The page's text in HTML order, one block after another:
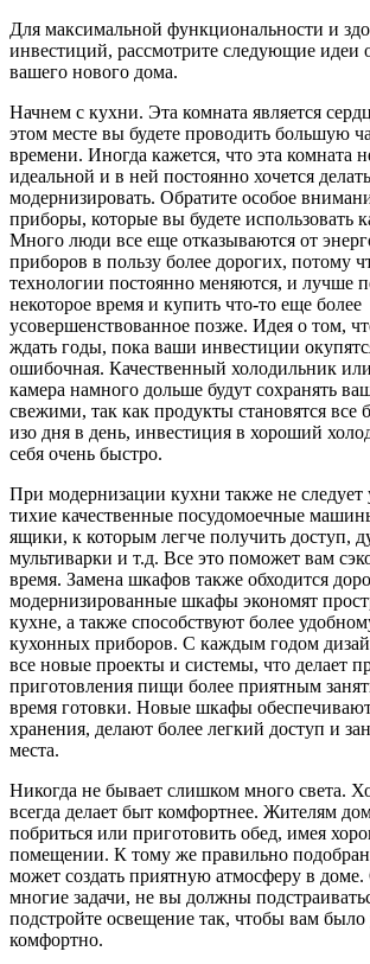
Для максимальной функциональности и
инвестиций, рассмотрите следующие идеи
вашего нового дома.
Начнем с кухни. Эта комната является
этом месте вы будете проводить большую
времени. Иногда кажется, что эта комната
идеальной и в ней постоянно хочется
модернизировать. Обратите особое
приборы, которые вы будете использовать
Много люди все еще отказываются от
приборов в пользу более дорогих, потому
технологии постоянно меняются, и лучше
некоторое время и купить что-то еще более
усовершенствованное позже. Идея о том,
ждать годы, пока ваши инвестиции
ошибочная. Качественный холодильник
камера намного дольше будут сохранять
свежими, так как продукты становятся все
изо дня в день, инвестиция в хороший
себя очень быстро.
При модернизации кухни также не следует
тихие качественные посудомоечные
ящики, к которым легче получить доступ,
мультиварки и т.д. Все это поможет вам
время. Замена шкафов также обходится
модернизированные шкафы экономят
кухне, а также способствуют более
кухонных приборов. С каждым годом
все новые проекты и системы, что делает
приготовления пищи более приятным
время готовки. Новые шкафы
хранения, делают более легкий доступ и
места.
Никогда не бывает слишком много света.
всегда делает быт комфортнее. Жителям
побриться или приготовить обед, имея
помещении. К тому же правильно
может создать приятную атмосферу в доме.
многие задачи, не вы должны
подстройте освещение так, чтобы вам было
комфортно.